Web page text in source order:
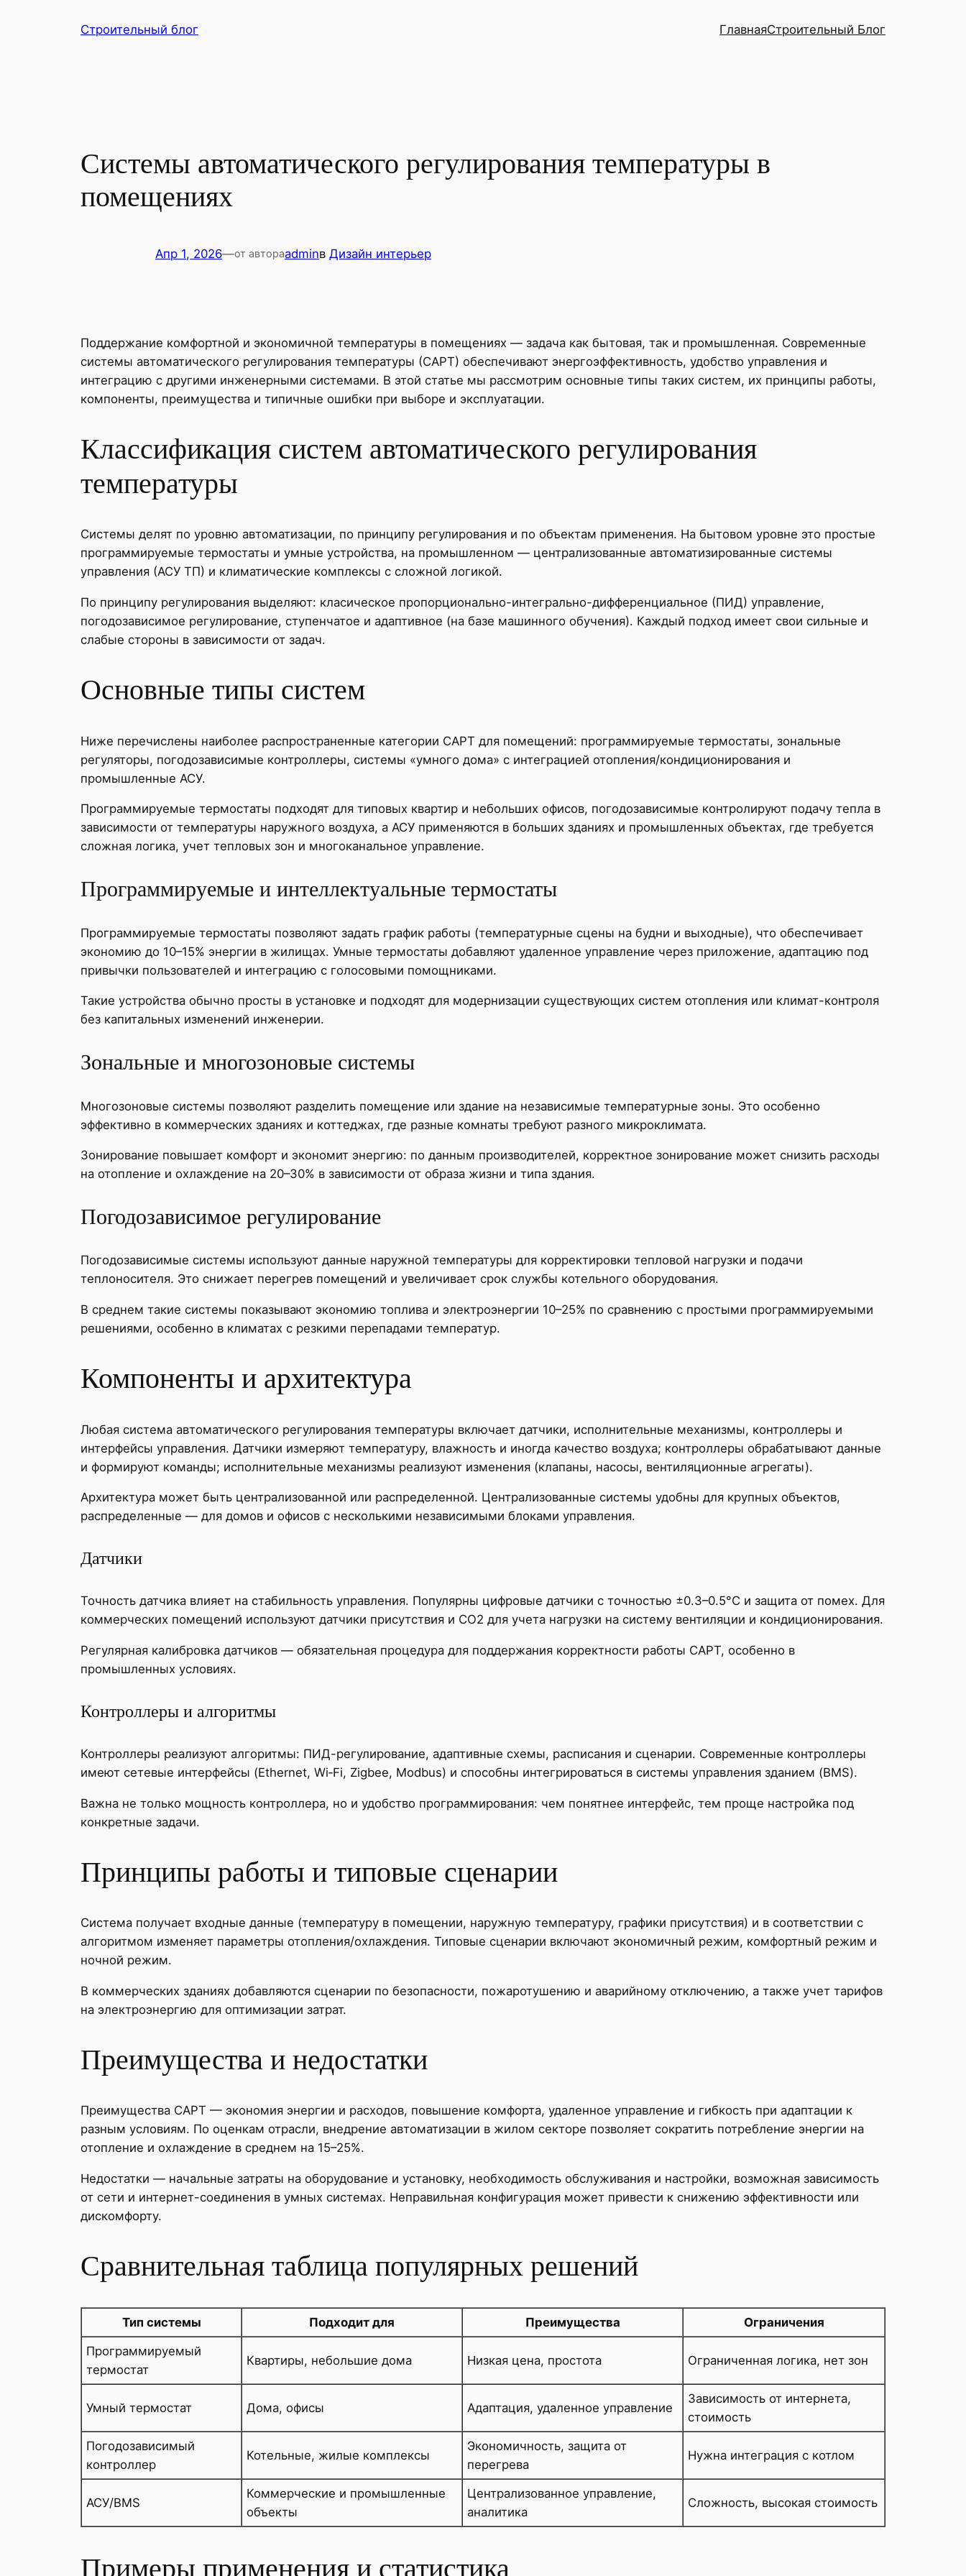
Строительный блог ГлавнаяСтроительный Блог
Системы автоматического регулирования температуры в
помещениях
Апр 1, 2026—от автораadminв Дизайн интерьер
Поддержание комфортной и экономичной температуры в помещениях — задача как бытовая, так и промышленная. Современные
системы автоматического регулирования температуры (САРТ) обеспечивают энергоэффективность, удобство управления и
интеграцию с другими инженерными системами. В этой статье мы рассмотрим основные типы таких систем, их принципы работы,
компоненты, преимущества и типичные ошибки при выборе и эксплуатации.
Классификация систем автоматического регулирования
температуры
Системы делят по уровню автоматизации, по принципу регулирования и по объектам применения. На бытовом уровне это простые
программируемые термостаты и умные устройства, на промышленном — централизованные автоматизированные системы
управления (АСУ ТП) и климатические комплексы с сложной логикой.
По принципу регулирования выделяют: класическое пропорционально-интегрально-дифференциальное (ПИД) управление,
погодозависимое регулирование, ступенчатое и адаптивное (на базе машинного обучения). Каждый подход имеет свои сильные и
слабые стороны в зависимости от задач.
Основные типы систем
Ниже перечислены наиболее распространенные категории САРТ для помещений: программируемые термостаты, зональные
регуляторы, погодозависимые контроллеры, системы «умного дома» с интеграцией отопления/кондиционирования и
промышленные АСУ.
Программируемые термостаты подходят для типовых квартир и небольших офисов, погодозависимые контролируют подачу тепла в
зависимости от температуры наружного воздуха, а АСУ применяются в больших зданиях и промышленных объектах, где требуется
сложная логика, учет тепловых зон и многоканальное управление.
Программируемые и интеллектуальные термостаты
Программируемые термостаты позволяют задать график работы (температурные сцены на будни и выходные), что обеспечивает
экономию до 10–15% энергии в жилищах. Умные термостаты добавляют удаленное управление через приложение, адаптацию под
привычки пользователей и интеграцию с голосовыми помощниками.
Такие устройства обычно просты в установке и подходят для модернизации существующих систем отопления или климат-контроля
без капитальных изменений инженерии.
Зональные и многозоновые системы
Многозоновые системы позволяют разделить помещение или здание на независимые температурные зоны. Это особенно
эффективно в коммерческих зданиях и коттеджах, где разные комнаты требуют разного микроклимата.
Зонирование повышает комфорт и экономит энергию: по данным производителей, корректное зонирование может снизить расходы
на отопление и охлаждение на 20–30% в зависимости от образа жизни и типа здания.
Погодозависимое регулирование
Погодозависимые системы используют данные наружной температуры для корректировки тепловой нагрузки и подачи
теплоносителя. Это снижает перегрев помещений и увеличивает срок службы котельного оборудования.
В среднем такие системы показывают экономию топлива и электроэнергии 10–25% по сравнению с простыми программируемыми
решениями, особенно в климатах с резкими перепадами температур.
Компоненты и архитектура
Любая система автоматического регулирования температуры включает датчики, исполнительные механизмы, контроллеры и
интерфейсы управления. Датчики измеряют температуру, влажность и иногда качество воздуха; контроллеры обрабатывают данные
и формируют команды; исполнительные механизмы реализуют изменения (клапаны, насосы, вентиляционные агрегаты).
Архитектура может быть централизованной или распределенной. Централизованные системы удобны для крупных объектов,
распределенные — для домов и офисов с несколькими независимыми блоками управления.
Датчики
Точность датчика влияет на стабильность управления. Популярны цифровые датчики с точностью ±0.3–0.5°C и защита от помех. Для
коммерческих помещений используют датчики присутствия и CO2 для учета нагрузки на систему вентиляции и кондиционирования.
Регулярная калибровка датчиков — обязательная процедура для поддержания корректности работы САРТ, особенно в
промышленных условиях.
Контроллеры и алгоритмы
Контроллеры реализуют алгоритмы: ПИД-регулирование, адаптивные схемы, расписания и сценарии. Современные контроллеры
имеют сетевые интерфейсы (Ethernet, Wi‑Fi, Zigbee, Modbus) и способны интегрироваться в системы управления зданием (BMS).
Важна не только мощность контроллера, но и удобство программирования: чем понятнее интерфейс, тем проще настройка под
конкретные задачи.
Принципы работы и типовые сценарии
Система получает входные данные (температуру в помещении, наружную температуру, графики присутствия) и в соответствии с
алгоритмом изменяет параметры отопления/охлаждения. Типовые сценарии включают экономичный режим, комфортный режим и
ночной режим.
В коммерческих зданиях добавляются сценарии по безопасности, пожаротушению и аварийному отключению, а также учет тарифов
на электроэнергию для оптимизации затрат.
Преимущества и недостатки
Преимущества САРТ — экономия энергии и расходов, повышение комфорта, удаленное управление и гибкость при адаптации к
разным условиям. По оценкам отрасли, внедрение автоматизации в жилом секторе позволяет сократить потребление энергии на
отопление и охлаждение в среднем на 15–25%.
Недостатки — начальные затраты на оборудование и установку, необходимость обслуживания и настройки, возможная зависимость
от сети и интернет-соединения в умных системах. Неправильная конфигурация может привести к снижению эффективности или
дискомфорту.
Сравнительная таблица популярных решений
Тип системы Подходит для Преимущества
Ограничения
Программируемый
термостат
Квартиры, небольшие дома Низкая цена, простота Ограниченная логика, нет зон
Умный термостат Дома, офисы Адаптация, удаленное управление
Зависимость от интернета,
стоимость
Погодозависимый
контроллер
Котельные, жилые комплексы
Экономичность, защита от
перегрева
Нужна интеграция с котлом
АСУ/BMS
Коммерческие и промышленные
объекты
Централизованное управление,
аналитика
Сложность, высокая стоимость
Примеры применения и статистика